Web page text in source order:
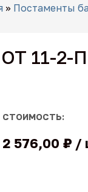
» Постаменты
11-2-
СТОИМОСТЬ:
2 576,00 ₽